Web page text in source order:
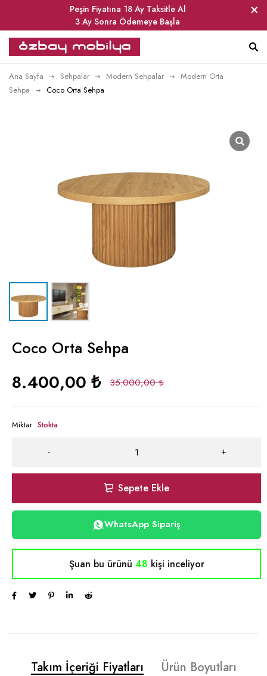
Peşin Fiyatına 18 Ay Taksitle Al
3 Ay Sonra Ödemeye Başla
Ana Sayfa Sehpalar Modern Sehpalar
Modern Orta
Sehpa
Coco Orta Sehpa
Coco Orta Sehpa
35.000,00₺
8.400,00 ₺
Miktar Stokta
Sepete Ekle
WhatsApp Sipariş
Şuan bu ürünü 48 kişi inceliyor
Takım İçeriği Fiyatları
Ürün Boyutları